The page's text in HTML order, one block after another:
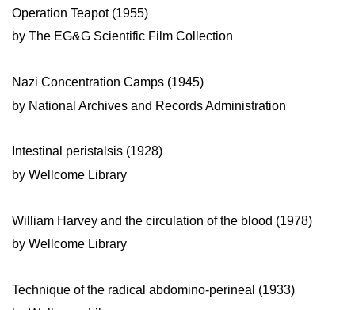
Operation Teapot (1955)
by The EG&G Scientific Film Collection
Nazi Concentration Camps (1945)
by National Archives and Records Administration
Intestinal peristalsis (1928)
by Wellcome Library
William Harvey and the circulation of the blood (1978)
by Wellcome Library
Technique of the radical abdomino-perineal (1933)